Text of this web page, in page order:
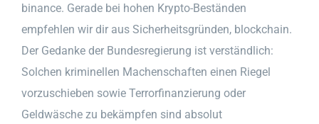
binance. Gerade bei hohen Krypto-Beständen
empfehlen wir dir aus Sicherheitsgründen, blockchain.
Der Gedanke der Bundesregierung ist verständlich:
Solchen kriminellen Machenschaften einen Riegel
vorzuschieben sowie Terrorfinanzierung oder
Geldwäsche zu bekämpfen sind absolut